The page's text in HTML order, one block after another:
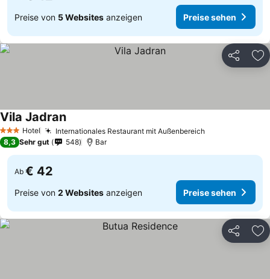
Preise von 5 Websites anzeigen Preise sehen
Teilen
3 SterneHotel Internationales Restaurant mit AußenbereichPreise sehen
Vila JadranPreise sehen
8,3 Sehr gut 548 Bar
Ab € 42
Preise von 2 Websites anzeigen Preise sehen
Teilen